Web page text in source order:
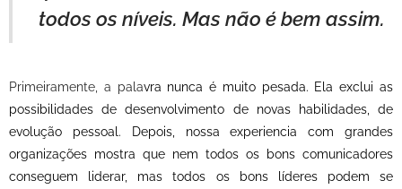
todos os níveis. Mas não é bem assim.
Primeiramente, a palavra nunca é muito pesada. Ela exclui as
possibilidades de desenvolvimento de novas habilidades, de
evolução pessoal. Depois, nossa experiencia com grandes
organizações mostra que nem todos os bons comunicadores
conseguem liderar, mas todos os bons líderes podem se